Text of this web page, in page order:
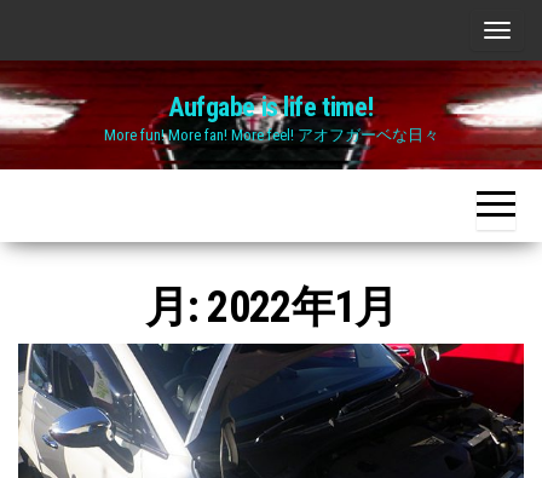
the
content
ナ
ビ
ゲ
ー
シ
ョ
ン
替
Aufgabe is life time!
More fun! More fan! More feel! アオフガーベな日々
月: 2022年1月